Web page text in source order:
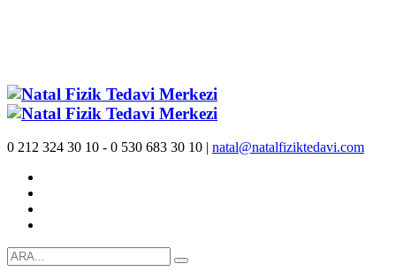
0 212 324 30 10 - 0 530 683 30 10 | natal@natalfiziktedavi.com